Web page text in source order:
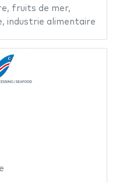
, fruits de mer,
, industrie alimentaire